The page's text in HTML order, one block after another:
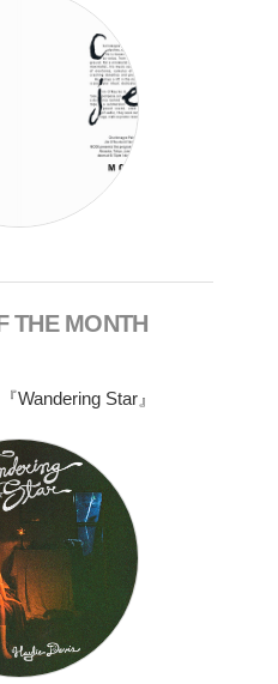
THE MONTH
Star』